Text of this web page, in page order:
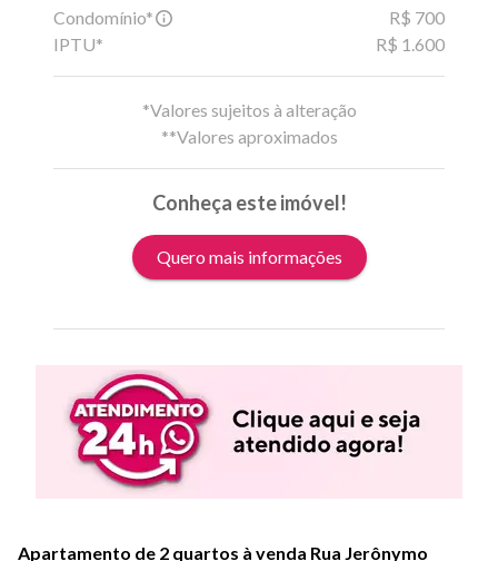
Condomínio*
R$ 700
IPTU*
R$ 1.600
*Valores sujeitos à alteração
**Valores aproximados
Conheça este imóvel!
Quero mais informações
Apartamento de 2 quartos à venda Rua Jerônymo